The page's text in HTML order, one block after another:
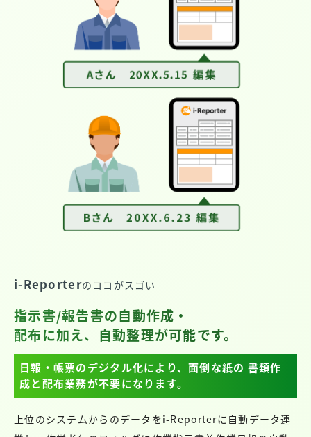
i-Reporterのココがスゴい
指示書/報告書の自動作成・
配布に加え、自動整理が可能です。
日報・帳票のデジタル化により、面倒な紙の 書類作
成と配布業務が不要になります。
上位のシステムからのデータをi-Reporterに自動データ連